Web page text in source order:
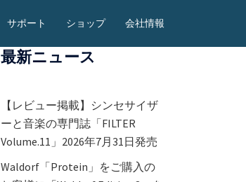
サポート ショップ 会社情報
最新ニュース
【レビュー掲載】シンセサイザ
ーと音楽の専門誌「FILTER
Volume.11」2026年7月31日発売
Waldorf「Protein」をご購入の